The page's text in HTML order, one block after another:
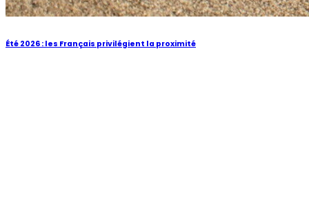
Été 2026 : les Français privilégient la proximité